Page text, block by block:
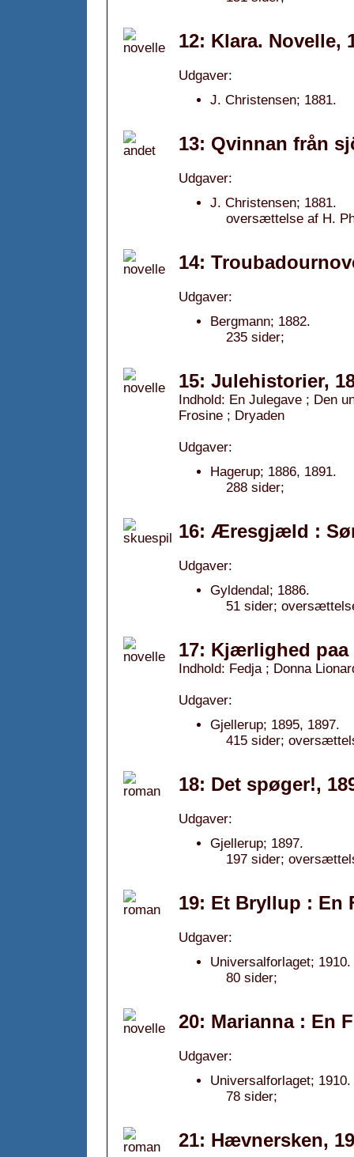
12: Klara. Novelle,
Udgaver:
J. Christensen; 1881.
13: Qvinnan från
Udgaver:
J. Christensen; 1881.
oversættelse af H.
14:
Udgaver:
Bergmann; 1882.
235 sider;
15: Julehistorier,
Indhold: En Julegave ; Den
Frosine ; Dryaden
Udgaver:
Hagerup; 1886, 1891.
288 sider;
16: Æresgjæld :
Udgaver:
Gyldendal; 1886.
51 sider;
17: Kjærlighed paa
Indhold: Fedja ; Donna
Udgaver:
Gjellerup; 1895, 1897.
415 sider;
18: Det spøger!,
Udgaver:
Gjellerup; 1897.
197 sider;
19: Et Bryllup : En
Udgaver:
Universalforlaget; 1910.
80 sider;
20: Marianna : En
Udgaver:
Universalforlaget; 1910.
78 sider;
21: Hævnersken,